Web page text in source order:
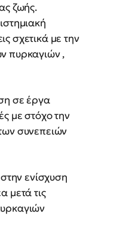
ζωής.
σχετικά με την
πυρκαγιών ,
σε έργα
με στόχο την
συνεπειών
ενίσχυση
μετά τις